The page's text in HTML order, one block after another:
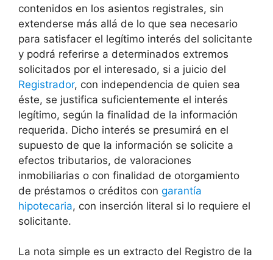
contenidos en los asientos registrales, sin
extenderse más allá de lo que sea necesario
para satisfacer el legítimo interés del solicitante
y podrá referirse a determinados extremos
solicitados por el interesado, si a juicio del
Registrador, con independencia de quien sea
éste, se justifica suficientemente el interés
legítimo, según la finalidad de la información
requerida. Dicho interés se presumirá en el
supuesto de que la información se solicite a
efectos tributarios, de valoraciones
inmobiliarias o con finalidad de otorgamiento
de préstamos o créditos con garantía
hipotecaria, con inserción literal si lo requiere el
solicitante.
La nota simple es un extracto del Registro de la